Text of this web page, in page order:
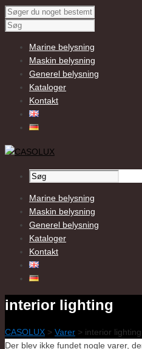
Marine belysning
Maskin belysning
Generel belysning
Kataloger
Kontakt
Marine belysning
Maskin belysning
Generel belysning
Kataloger
Kontakt
interior lighting
CASOLUX > Varer > interior lighting
Der blev ikke fundet nogle varer,